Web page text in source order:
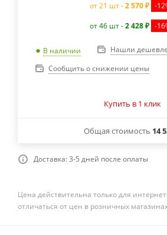
от 21 шт -2 570 ₽ -
от 46 шт -2 428 ₽ -
В наличии
Нашли
Сообщить о снижении цены
Купить в 1 клик
Общая стоимость 14
Доставка: 3-5 дней после оплаты
Цена действительна только для
отличаться от цен в розничных